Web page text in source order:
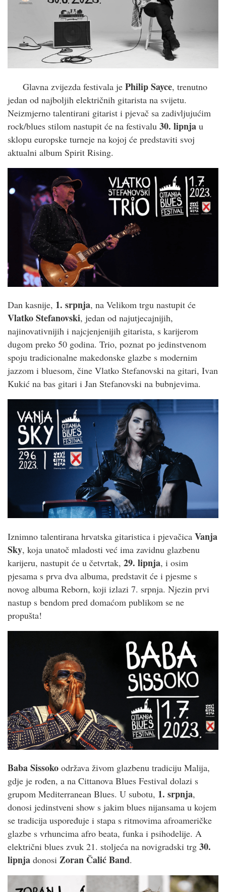
Glavna zvijezda festivala je Philip Sayce, trenutno
jedan od najboljih električnih gitarista na svijetu.
Neizmjerno talentirani gitarist i pjevač sa zadivljujućim
rock/blues stilom nastupit će na festivalu 30. lipnja u
sklopu europske turneje na kojoj će predstaviti svoj
aktualni album Spirit Rising.
Dan kasnije, 1. srpnja, na Velikom trgu nastupit će
Vlatko Stefanovski, jedan od najutjecajnijih,
najinovativnijih i najcjenjenijih gitarista, s karijerom
dugom preko 50 godina. Trio, poznat po jedinstvenom
spoju tradicionalne makedonske glazbe s modernim
jazzom i bluesom, čine Vlatko Stefanovski na gitari, Ivan
Kukić na bas gitari i Jan Stefanovski na bubnjevima.
Iznimno talentirana hrvatska gitaristica i pjevačica Vanja
Sky, koja unatoč mladosti već ima zavidnu glazbenu
karijeru, nastupit će u četvrtak, 29. lipnja, i osim
pjesama s prva dva albuma, predstavit će i pjesme s
novog albuma Reborn, koji izlazi 7. srpnja. Njezin prvi
nastup s bendom pred domaćom publikom se ne
propušta!
Baba Sissoko održava živom glazbenu tradiciju Malija,
gdje je rođen, a na Cittanova Blues Festival dolazi s
grupom Mediterranean Blues. U subotu, 1. srpnja,
donosi jedinstveni show s jakim blues nijansama u kojem
se tradicija uspoređuje i stapa s ritmovima afroameričke
glazbe s vrhuncima afro beata, funka i psihodelije. A
električni blues zvuk 21. stoljeća na novigradski trg 30.
lipnja donosi Zoran Čalić Band.